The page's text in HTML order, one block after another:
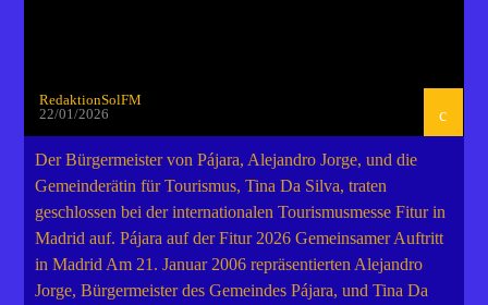
RedaktionSolFM
22/01/2026
Der Bürgermeister von Pájara, Alejandro Jorge, und die
Gemeinderätin für Tourismus, Tina Da Silva, traten
geschlossen bei der internationalen Tourismusmesse Fitur in
Madrid auf. Pájara auf der Fitur 2026 Gemeinsamer Auftritt
in Madrid Am 21. Januar 2006 repräsentierten Alejandro
Jorge, Bürgermeister des Gemeindes Pájara, und Tina Da